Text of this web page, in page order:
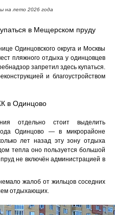
на лето 2026 года
в Мещерском пруду
Одинцовского округа и Москвы
пляжного отдыха у одинцовцев
запретил здесь купаться.
и благоустройством
в Одинцово
отдельно стоит выделить
Одинцово — в микрорайоне
лет назад эту зону отдыха
тепла оно пользуется большой
не включён администрацией в
жалоб от жильцов соседних
отдыхающих.